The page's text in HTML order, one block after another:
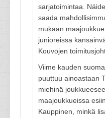
sarjatoimintaa.
saada
mukaan
junioreissa
Kouvojen
Viime kauden
puuttuu ainoastaan
miehinä
maajoukkueissa
Kauppinen, minkä